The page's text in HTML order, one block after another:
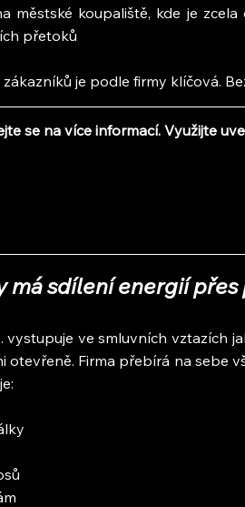
městské koupaliště, kde je
přetoků
je podle firmy klíčová.
se na více informací. Využijte
má sdílení energií
vystupuje ve smluvních vztazích
otevřeně. Firma přebírá na sebe